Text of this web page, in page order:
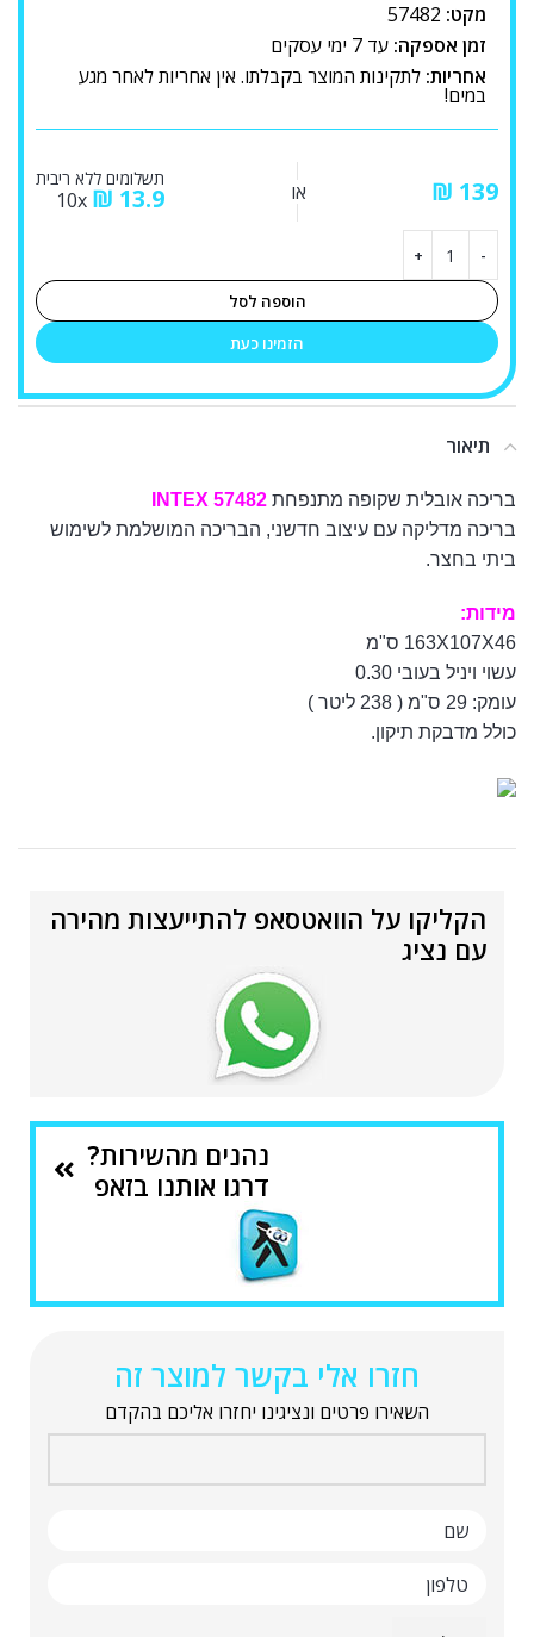
מקט: 57482
זמן אספקה: עד 7 ימי עסקים
אחריות: לתקינות המוצר בקבלתו. אין אחריות לאחר מגע
במים!
₪ או
תשלומים ללא ריבית
₪ 13.9
הוספה לסל
הזמינו כעת
תיאור
בריכה אובלית שקופה מתנפחת INTEX 57482
בריכה מדליקה עם עיצוב חדשני, הבריכה המושלמת לשימוש
ביתי בחצר.
מידות:
163X107X46 ס"מ
עשוי ויניל בעובי 0.30
עומק: 29 ס"מ ( 238 ליטר )
כולל מדבקת תיקון.
הקליקו על הוואטסאפ להתייעצות מהירה
עם נציג
נהנים מהשירות?
דרגו אותנו בזאפ
חזרו אלי בקשר למוצר זה
השאירו פרטים ונציגינו יחזרו אליכם בהקדם